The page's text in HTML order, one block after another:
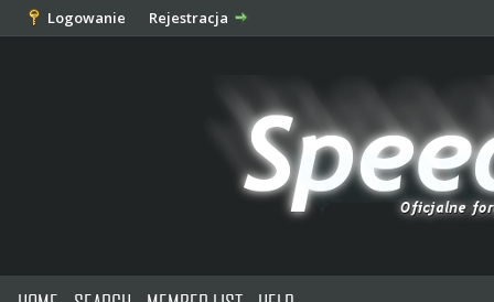
Logowanie Rejestracja